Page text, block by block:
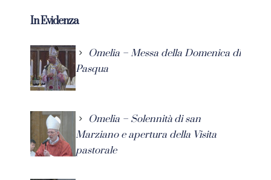
In Evidenza
Omelia – Messa della Domenica di
Pasqua
Omelia – Solennità di san
Marziano e apertura della Visita
pastorale